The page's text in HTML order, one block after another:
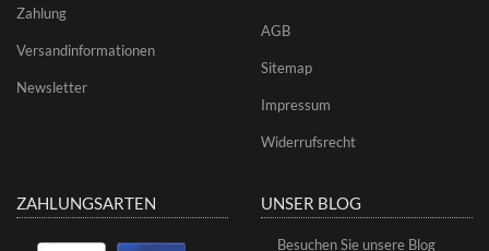
Zahlung
Versandinformationen
Newsletter
AGB
Sitemap
Impressum
Widerrufsrecht
ZAHLUNGSARTEN UNSER BLOG
Besuchen Sie unsere Blog